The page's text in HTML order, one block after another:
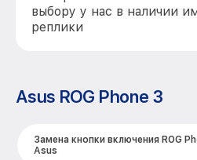
выбору у нас в наличии
реплики
Asus ROG Phone 3
Замена кнопки включения ROG
Asus